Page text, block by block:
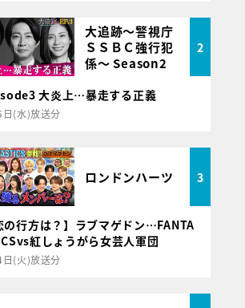
大追跡～警視庁
ＳＳＢＣ強行犯
係～ Season2
2
大炎上…暴走する正義
(水)放送分
ロンドンハーツ 3
の行方は？】ラブマゲドン…FANTA
紅しょうがら女芸人軍団
(火)放送分